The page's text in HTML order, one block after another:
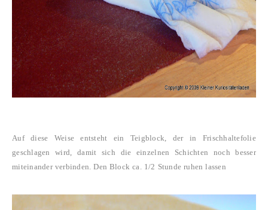
Auf diese Weise entsteht ein Teigblock, der in Frischhaltefolie
geschlagen wird, damit sich die einzelnen Schichten noch besser
miteinander verbinden. Den Block ca. 1/2 Stunde ruhen lassen